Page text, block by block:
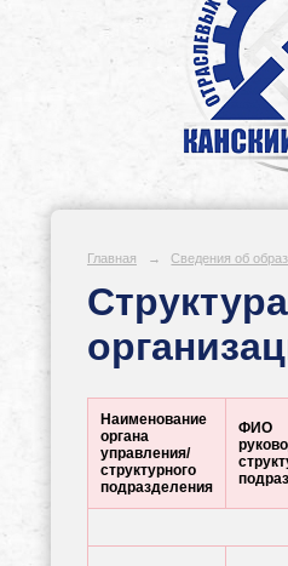
Главная → Сведения об
Наименование
органа
управления/
структурного
подразделения
ФИО